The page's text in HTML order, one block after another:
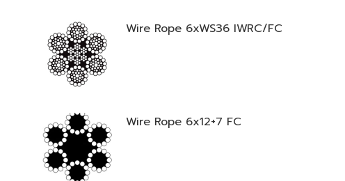
Wire Rope 6xWS36 IWRC/FC
Wire Rope 6x12+7 FC